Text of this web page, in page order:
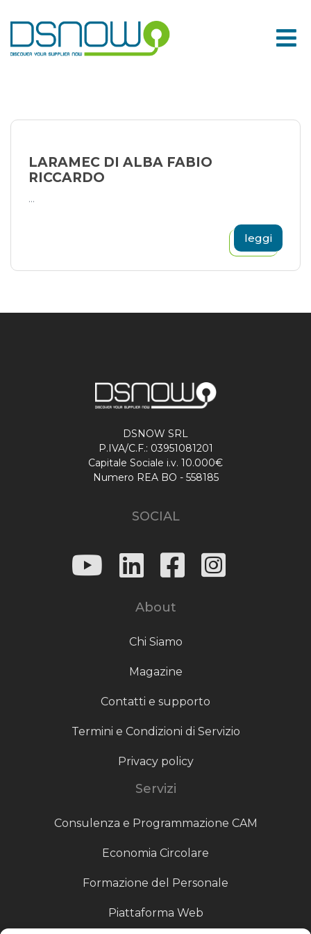
to
content
LARAMEC DI ALBA FABIO
RICCARDO
...
leggi
DSNOW SRL
P.IVA/C.F.: 03951081201
Capitale Sociale i.v. 10.000€
Numero REA BO - 558185
SOCIAL
About
Chi Siamo
Magazine
Contatti e supporto
Termini e Condizioni di Servizio
Privacy policy
Servizi
Consulenza e Programmazione CAM
Economia Circolare
Formazione del Personale
Piattaforma Web